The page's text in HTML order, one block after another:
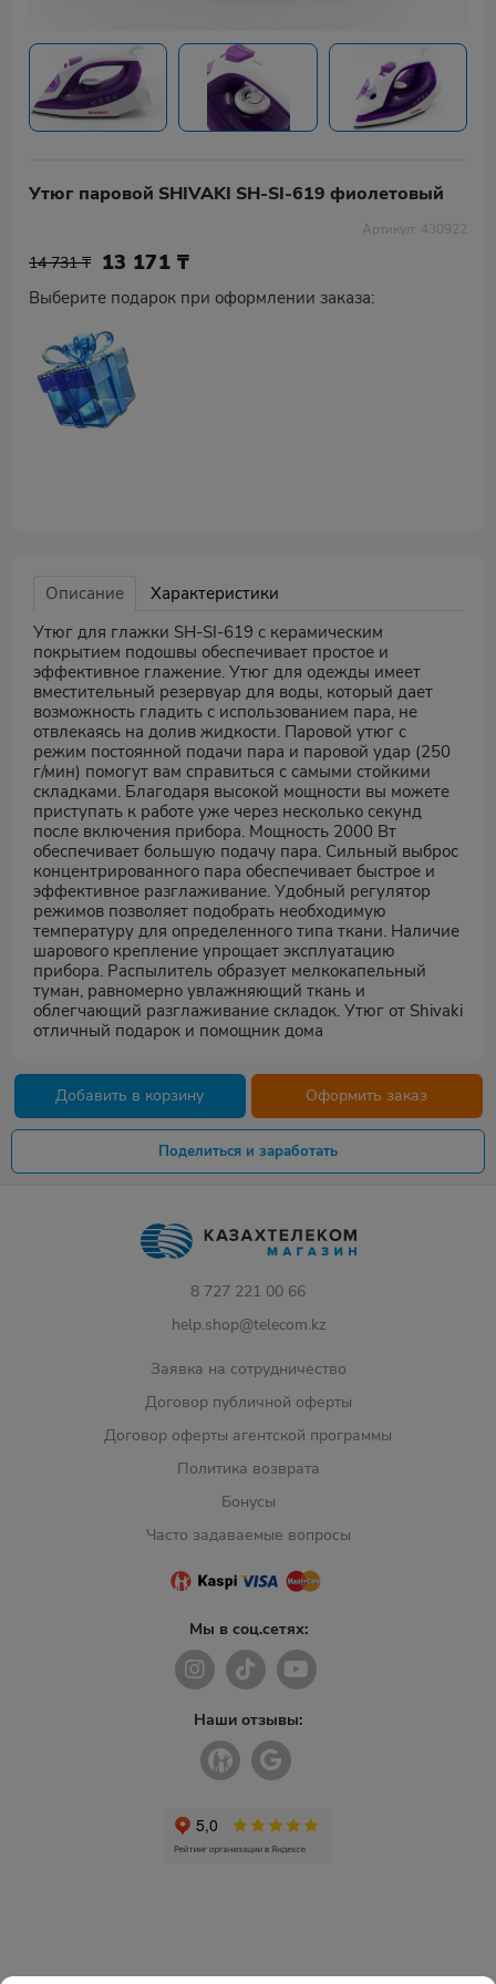
Утюг паровой SHIVAKI SH-SI-619 фиолетовый
Артикул: 430922
14 731 ₸ 13 171 ₸
Выберите подарок при оформлении заказа:
Описание
Характеристики
Утюг для глажки SH-SI-619 с керамическим
покрытием подошвы обеспечивает простое и
эффективное глажение. Утюг для одежды имеет
вместительный резервуар для воды, который дает
возможность гладить с использованием пара, не
отвлекаясь на долив жидкости. Паровой утюг с
режим постоянной подачи пара и паровой удар (250
г/мин) помогут вам справиться с самыми стойкими
складками. Благодаря высокой мощности вы можете
приступать к работе уже через несколько секунд
после включения прибора. Мощность 2000 Вт
обеспечивает большую подачу пара. Сильный выброс
концентрированного пара обеспечивает быстрое и
эффективное разглаживание. Удобный регулятор
режимов позволяет подобрать необходимую
температуру для определенного типа ткани. Наличие
шарового крепление упрощает эксплуатацию
прибора. Распылитель образует мелкокапельный
туман, равномерно увлажняющий ткань и
облегчающий разглаживание складок. Утюг от Shivaki
отличный подарок и помощник дома
Добавить в корзину Оформить заказ
Поделиться и заработать
8 727 221 00 66
help.shop@telecom.kz
Заявка на сотрудничество
Договор публичной оферты
Договор оферты агентской программы
Политика возврата
Бонусы
Часто задаваемые вопросы
Мы в соц.сетях:
Наши отзывы: